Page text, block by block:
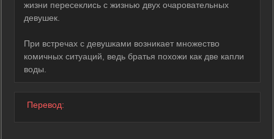
жизни пересеклись с жизнью двух очаровательных
девушек.
При встречах с девушками возникает множество
комичных ситуаций, ведь братья похожи как две капли
воды.
Перевод: